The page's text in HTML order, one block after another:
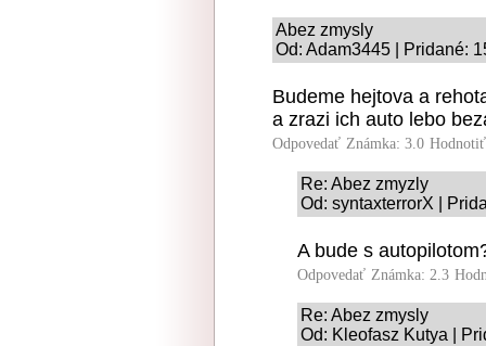
Abez zmysly
Od: Adam3445 | Pridané:
Budeme hejtova a
a zrazi ich auto lebo
Odpovedať Známka: 3.0
Re: Abez zmyzly
Od: syntaxterrorX |
A bude s
Odpovedať Známka: 2.3
Re: Abez zmysly
Od: Kleofasz Kutya |